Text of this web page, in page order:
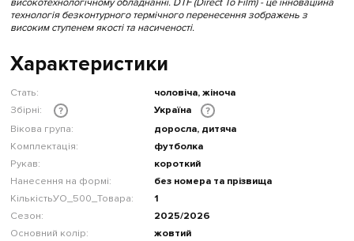
технологія безконтурного термічного перенесення зображень з
високим ступенем якості та насиченості.
Характеристики
Стать:
чоловіча, жіноча
Збірні:
? Україна
?
Вікова група:
доросла, дитяча
Комплектація:
футболка
Рукав:
короткий
Нанесення на формі:
без номера та прізвища
КількістьУО_500_Товара:
1
Сезон:
2025/2026
Основний колір:
жовтий